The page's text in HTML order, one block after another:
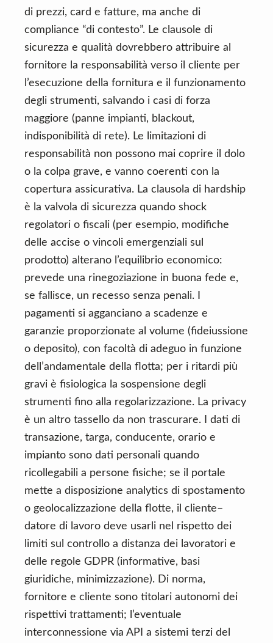
di prezzi, card e fatture, ma anche di
compliance “di contesto”. Le clausole di
sicurezza e qualità dovrebbero attribuire al
fornitore la responsabilità verso il cliente per
l’esecuzione della fornitura e il funzionamento
degli strumenti, salvando i casi di forza
maggiore (panne impianti, blackout,
indisponibilità di rete). Le limitazioni di
responsabilità non possono mai coprire il dolo
o la colpa grave, e vanno coerenti con la
copertura assicurativa. La clausola di hardship
è la valvola di sicurezza quando shock
regolatori o fiscali (per esempio, modifiche
delle accise o vincoli emergenziali sul
prodotto) alterano l’equilibrio economico:
prevede una rinegoziazione in buona fede e,
se fallisce, un recesso senza penali. I
pagamenti si agganciano a scadenze e
garanzie proporzionate al volume (fideiussione
o deposito), con facoltà di adeguo in funzione
dell’andamentale della flotta; per i ritardi più
gravi è fisiologica la sospensione degli
strumenti fino alla regolarizzazione. La privacy
è un altro tassello da non trascurare. I dati di
transazione, targa, conducente, orario e
impianto sono dati personali quando
ricollegabili a persone fisiche; se il portale
mette a disposizione analytics di spostamento
o geolocalizzazione della flotte, il cliente–
datore di lavoro deve usarli nel rispetto dei
limiti sul controllo a distanza dei lavoratori e
delle regole GDPR (informative, basi
giuridiche, minimizzazione). Di norma,
fornitore e cliente sono titolari autonomi dei
rispettivi trattamenti; l’eventuale
interconnessione via API a sistemi terzi del